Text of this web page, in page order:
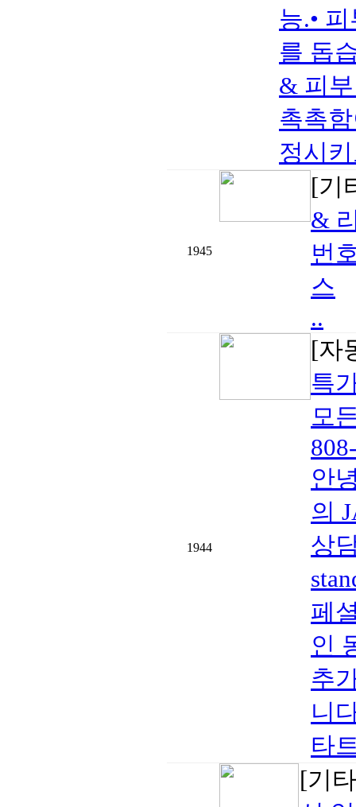
능.•
를 돕
& 피
촉촉
정시
1945
[기
&
번
스
..
1944
[자
특
모
안
의
상
페
인
추
니
타
[기